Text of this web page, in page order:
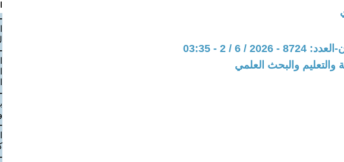
/ 6 / 2 - 03:35
والتعليم والبحث العلمي
-
-
-
-
-